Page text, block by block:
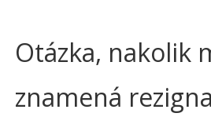
Otázka, nakolik
znamená